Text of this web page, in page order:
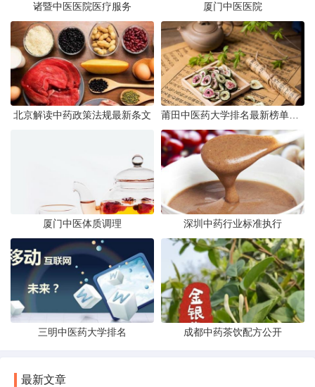
诸暨中医医院医疗服务 厦门中医医院
北京解读中药政策法规最新条文
厦门中医体质调理 深圳中药行业标准执行
三明中医药大学排名 成都中药茶饮配方公开
最新文章